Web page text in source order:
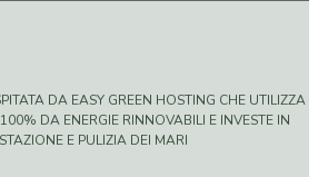
DA EASY GREEN HOSTING CHE UTILIZZA
DA ENERGIE RINNOVABILI E INVESTE IN
E PULIZIA DEI MARI